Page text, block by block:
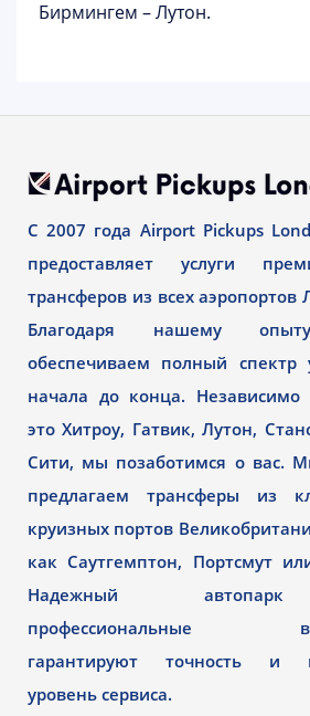
Бирмингем – Лутон.
С 2007 года Airport Pickups
предоставляет услуги
трансферов из всех аэропортов
Благодаря нашему
обеспечиваем полный спектр
начала до конца. Независимо
это Хитроу, Гатвик, Лутон,
Сити, мы позаботимся о вас.
предлагаем трансферы из
круизных портов
как Саутгемптон, Портсмут
Надежный
профессиональные
гарантируют точность и
уровень сервиса.